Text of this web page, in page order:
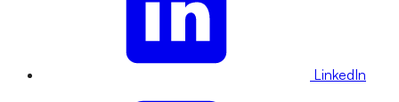
LinkedIn